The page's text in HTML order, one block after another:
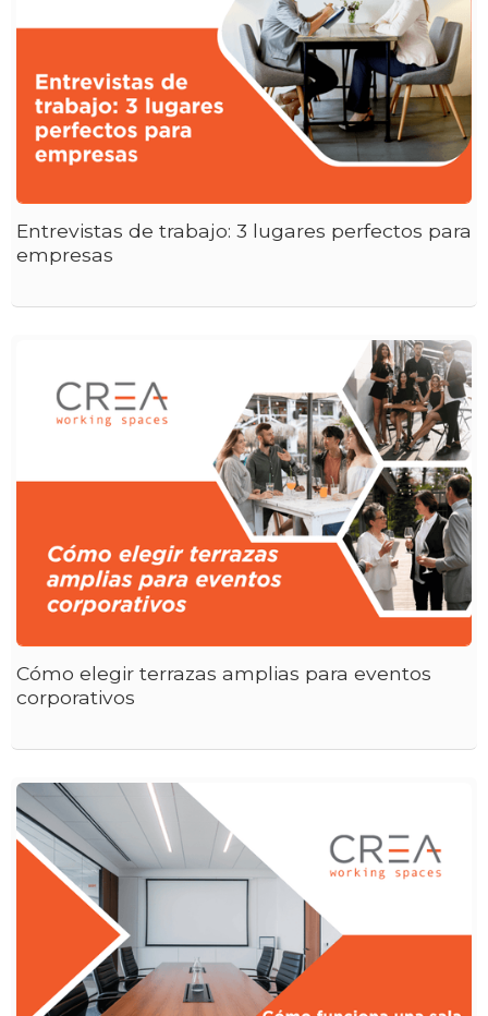
Entrevistas de trabajo: 3 lugares perfectos para
empresas
Cómo elegir terrazas amplias para eventos
corporativos